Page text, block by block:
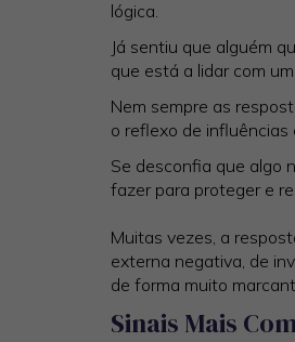
lógica.
Já sentiu que alguém
que está a lidar com
Nem sempre as
o reflexo de influências
Se desconfia que algo
fazer para proteger e
Muitas vezes, a
externa negativa, de
de forma muito
Sinais Mais